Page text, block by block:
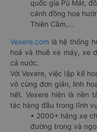
quốc gia Pù Mát,
cánh đồng hoa
Thiên Cầm,...
Vexere.com là hệ thống
hoả và thuê xe máy, xe
cả nước.
Với Vexere, việc lập kế
vô cùng đơn giản, linh
hết. Vexere hiện là nền
tác hàng đầu trong lĩnh
• 2000+ hãng xe
đường trong và